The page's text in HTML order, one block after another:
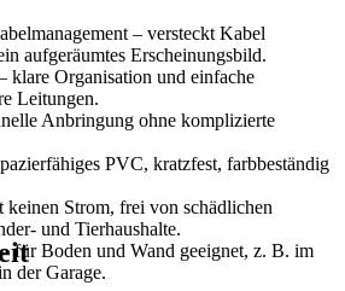
– versteckt Kabel
aufgeräumtes Erscheinungsbild.
klare Organisation und einfache
Leitungen.
Anbringung ohne komplizierte
PVC, kratzfest, farbbeständig
Strom, frei von schädlichen
und Tierhaushalte.
für Boden und Wand geeignet, z. B. im
der Garage.